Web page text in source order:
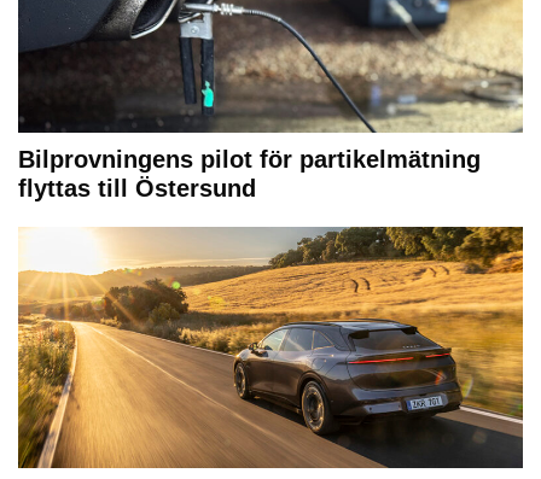
Bilprovningens pilot för partikelmätning
flyttas till Östersund